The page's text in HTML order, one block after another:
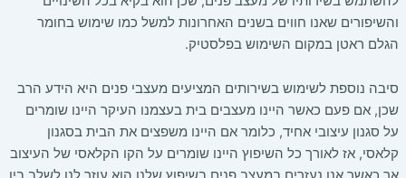
והשיפורים שאנו חווים בשנים האחרונות למשל כמו שימוש בחומר
הגלם ראטן במקום השימוש בפלסטיק.
סיבה נוספת לשימוש בשירותים המציעים מעצבי פנים היא הידע הרב
שכן, אם פעם כאשר היינו מעצבים בית בעצמנו העיקר היינו שומרים
על סגנון עיצובי אחיד, כלומר אם היינו משפצים את הבית בסגנון
קלאסי, אז לאורך כל השיפוץ היינו שומרים על הקו הקלאסי של העיצוב